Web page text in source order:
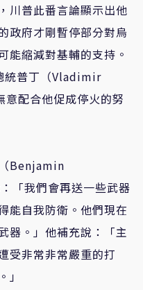
川普此番言論顯示出他
政府才剛暫停部分對烏
能縮減對基輔的支持。
統普丁（Vladimir
配合他促成停火的努
Benjamin
「我們會再送一些武器
能自我防衛。他們現在
器。」他補充說：「主
受非常非常嚴重的打